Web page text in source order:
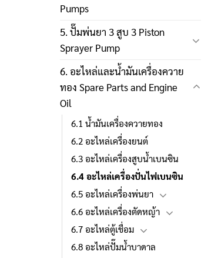
Pumps
5. ปั๊มพ่นยา 3 สูบ 3 Piston
Sprayer Pump
6. อะไหล่และน้ำมันเครื่องควาย
ทอง Spare Parts and Engine
Oil
6.1 น้ำมันเครื่องควายทอง
6.2 อะไหล่เครื่องยนต์
6.3 อะไหล่เครื่องสูบน้ำเบนซิน
6.4 อะไหล่เครื่องปั่นไฟเบนซิน
6.5 อะไหล่เครื่องพ่นยา
6.6 อะไหล่เครื่องตัดหญ้า
6.7 อะไหล่ตู้เชื่อม
6.8 อะไหล่ปั๊มน้ำบาดาล